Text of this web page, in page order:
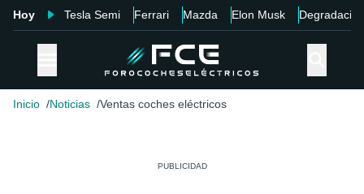
Hoy Tesla Semi Ferrari Mazda Elon Musk Degradación
Inicio Noticias Ventas coches eléctricos